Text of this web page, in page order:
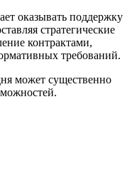
оказывать поддержку
стратегические
контрактами,
требований.
может существенно